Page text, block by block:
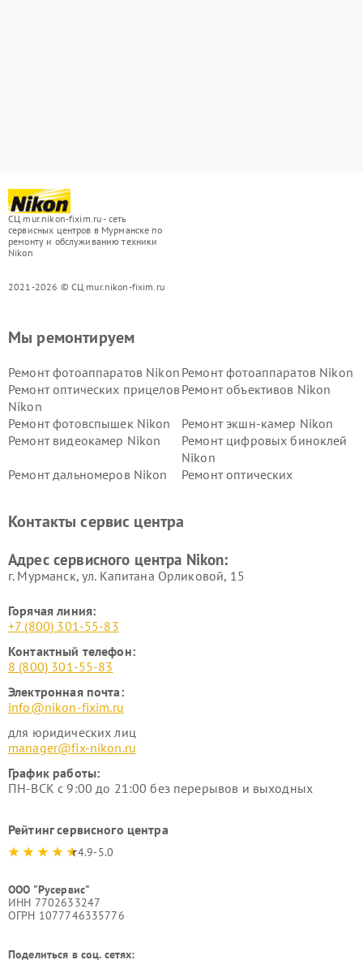
СЦ mur.nikon-fixim.ru - сеть
сервисных центров в Мурманске по
ремонту и обслуживанию техники
Nikon
2021-2026 © СЦ mur.nikon-fixim.ru
Мы ремонтируем
Ремонт фотоаппаратов Nikon Ремонт фотоаппаратов Nikon
Ремонт оптических прицелов
Nikon
Ремонт объективов Nikon
Ремонт фотовспышек Nikon
Ремонт экшн-камер Nikon
Ремонт видеокамер Nikon
Ремонт цифровых биноклей
Nikon
Ремонт дальномеров Nikon
Ремонт оптических
Контакты сервис центра
Адрес сервисного центра Nikon:
г. Мурманск, ул. Капитана Орликовой, 15
Горячая линия:
+7 (800) 301-55-83
Контактный телефон:
8 (800) 301-55-83
Электронная почта:
info@nikon-fixim.ru
для юридических лиц
manager@fix-nikon.ru
График работы:
ПН-ВСК с 9:00 до 21:00 без перерывов и выходных
Рейтинг сервисного центра
4.9-5.0
ООО "Русервис"
ИНН 7702633247
ОГРН 1077746335776
Поделиться в соц. сетях: